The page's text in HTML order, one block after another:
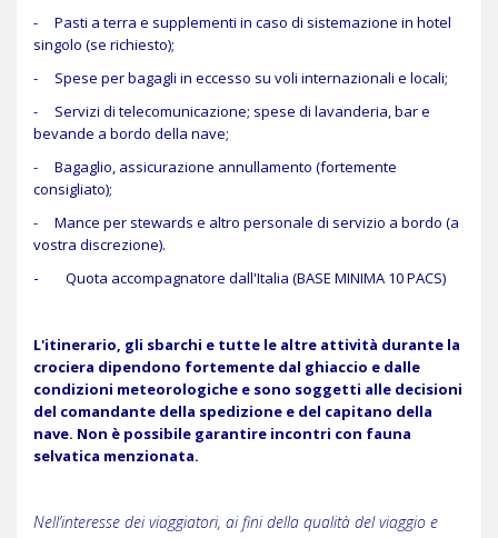
- Pasti a terra e supplementi in caso di sistemazione in hotel
singolo (se richiesto);
- Spese per bagagli in eccesso su voli internazionali e locali;
- Servizi di telecomunicazione; spese di lavanderia, bar e
bevande a bordo della nave;
- Bagaglio, assicurazione annullamento (fortemente
consigliato);
- Mance per stewards e altro personale di servizio a bordo (a
vostra discrezione).
- Quota accompagnatore dall'Italia (BASE MINIMA 10 PACS)
L'itinerario, gli sbarchi e tutte le altre attività durante la
crociera dipendono fortemente dal ghiaccio e dalle
condizioni meteorologiche e sono soggetti alle decisioni
del comandante della spedizione e del capitano della
nave. Non è possibile garantire incontri con fauna
selvatica menzionata.
Nell’interesse dei viaggiatori, ai fini della qualità del viaggio e